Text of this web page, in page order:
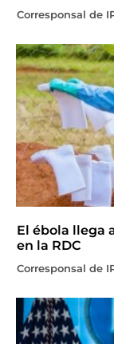
Corresponsal de
El ébola llega
en la RDC
Corresponsal de